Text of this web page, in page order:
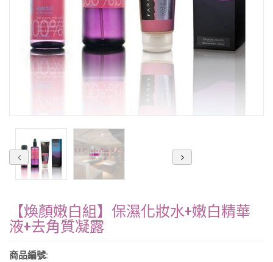
【煥顏嫩白組】保濕化妝水+嫩白精華
液+去角質凝露
商品編號: